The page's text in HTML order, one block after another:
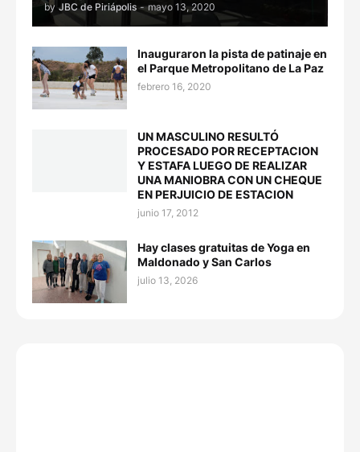
by JBC de Piriápolis - mayo 13, 2020
Inauguraron la pista de patinaje en
el Parque Metropolitano de La Paz
febrero 16, 2020
UN MASCULINO RESULTÓ
PROCESADO POR RECEPTACION
Y ESTAFA LUEGO DE REALIZAR
UNA MANIOBRA CON UN CHEQUE
EN PERJUICIO DE ESTACION
junio 17, 2012
Hay clases gratuitas de Yoga en
Maldonado y San Carlos
julio 13, 2026